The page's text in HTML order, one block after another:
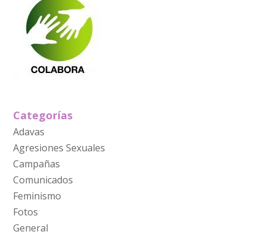
Categorías
Adavas
Agresiones Sexuales
Campañas
Comunicados
Feminismo
Fotos
General